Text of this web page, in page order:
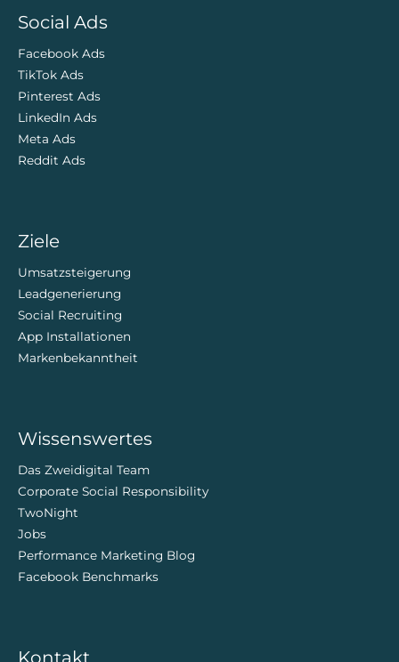
Social Ads
Facebook Ads
TikTok Ads
Pinterest Ads
LinkedIn Ads
Meta Ads
Reddit Ads
Ziele
Umsatzsteigerung
Leadgenerierung
Social Recruiting
App Installationen
Markenbekanntheit
Wissenswertes
Das Zweidigital Team
Corporate Social Responsibility
TwoNight
Jobs
Performance Marketing Blog
Facebook Benchmarks
Kontakt